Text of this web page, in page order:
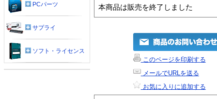
本商品は販売を終了しました
このページを印刷する
メールでURLを送る
お気に入りに追加する
PCパーツ
サプライ
ソフト・ライセンス